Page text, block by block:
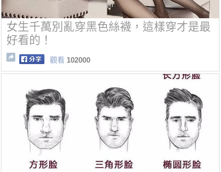
女生千萬別亂穿黑色絲襪，這樣穿才是最
好看的！
觀看 102000